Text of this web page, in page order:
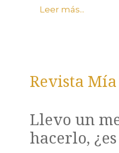
Leer más...
Revista Mía
Llevo un
hacerlo,